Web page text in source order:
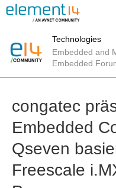
Technologies
Embedded and
Embedded
congatec
Embedded
Qseven
Freescale